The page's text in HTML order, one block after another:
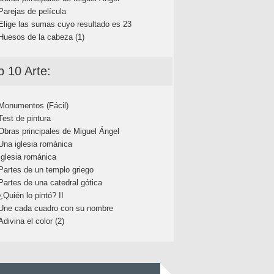
de película
las sumas cuyo resultado es 23
de la cabeza (1)
10 Arte:
(Fácil)
de pintura
principales de Miguel Ángel
iglesia románica
románica
de un templo griego
de una catedral gótica
lo pintó? II
cada cuadro con su nombre
el color (2)